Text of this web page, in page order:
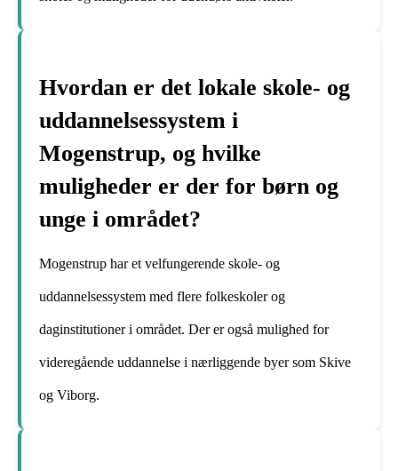
Hvordan er det lokale skole- og
uddannelsessystem i
Mogenstrup, og hvilke
muligheder er der for børn og
unge i området?
Mogenstrup har et velfungerende skole- og
uddannelsessystem med flere folkeskoler og
daginstitutioner i området. Der er også mulighed for
videregående uddannelse i nærliggende byer som Skive
og Viborg.